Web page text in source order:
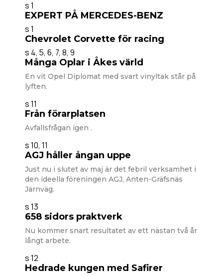
s 1
EXPERT PÅ MERCEDES-BENZ
s 1
Chevrolet Corvette för racing
s 4, 5, 6, 7, 8, 9
Många Oplar i Åkes värld
En vit Opel Diplomat med svart vinyltak står på
lyften.
s 11
Från förarplatsen
Avfallsfrågan igen .
s 10, 11
AGJ håller ångan uppe
Just nu i slutet av maj är det febril verksamhet i
den ideella föreningen AGJ, Anten-Gräfsnäs
Järnväg.
s 13
658 sidors praktverk
Nu kommer snart resultatet av ett nästan två år
långt arbete.
s 12
Hedrade kungen med Safirer